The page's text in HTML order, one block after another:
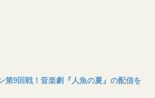
第9回戦！音楽劇『人魚の夏』の配信を